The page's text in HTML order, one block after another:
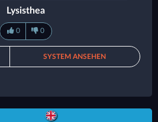
Lysisthea
0 0
SYSTEM ANSEHEN